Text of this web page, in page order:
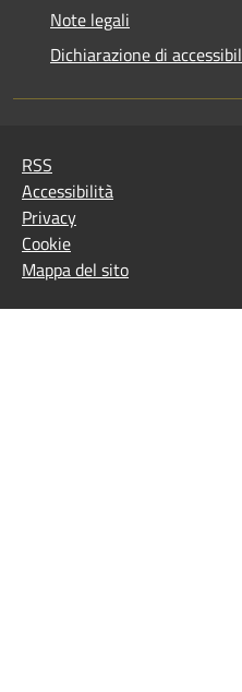
Note legali
Dichiarazione di
RSS
Accessibilità
Privacy
Cookie
Mappa del sito